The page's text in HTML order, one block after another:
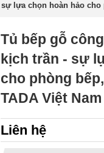
lựa chọn hoàn hảo cho
Tủ bếp gỗ
kịch trần - sự
cho phòng
TADA Việt Nam
Liên hệ